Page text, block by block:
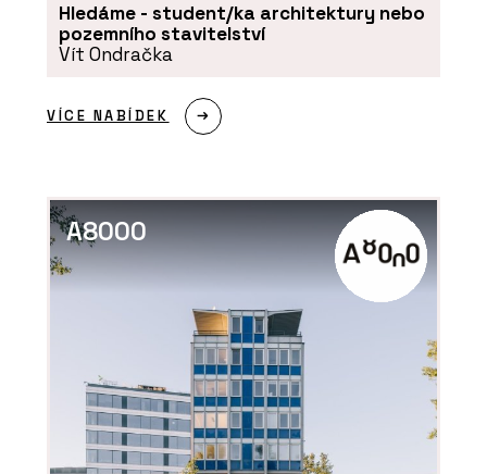
Hledáme - student/ka architektury nebo
pozemního stavitelství
Vít Ondračka
VÍCE NABÍDEK
A8000